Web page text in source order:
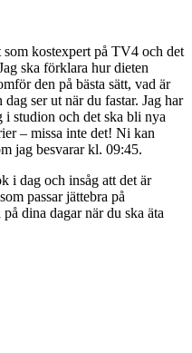
kostexpert på TV4 och det
ska förklara hur dieten
den på bästa sätt, vad är
ser ut när du fastar. Jag har
i studion och det ska bli nya
– missa inte det! Ni kan
jag besvarar kl. 09:45.
i dag och insåg att det är
passar jättebra på
dina dagar när du ska äta